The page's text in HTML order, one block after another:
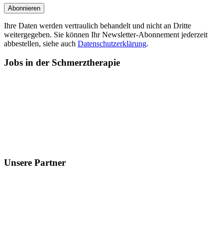
Ihre Daten werden vertraulich behandelt und nicht an Dritte
weitergegeben. Sie können Ihr Newsletter-Abonnement jederzeit
abbestellen, siehe auch Datenschutzerklärung.
Jobs in der Schmerztherapie
Unsere Partner